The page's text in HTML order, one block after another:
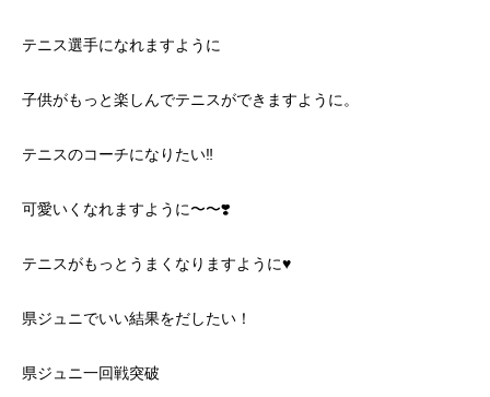
テニス選手になれますように
子供がもっと楽しんでテニスができますように。
テニスのコーチになりたい‼️
可愛いくなれますように〜〜❣️
テニスがもっとうまくなりますように♥
県ジュニでいい結果をだしたい！
県ジュニ一回戦突破